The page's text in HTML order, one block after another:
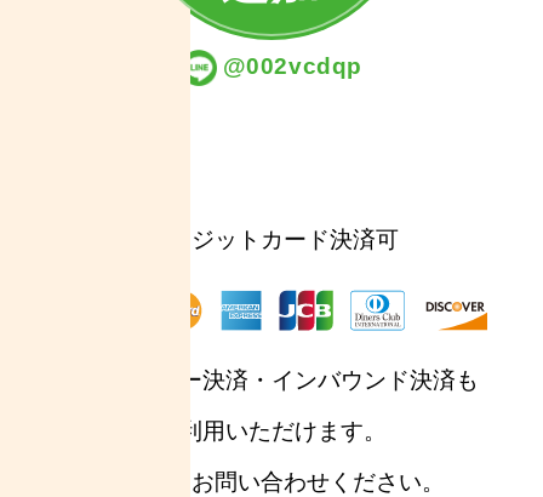
@002vcdqp
クレジットカード決済可
※電子マネー決済・インバウンド決済も
ご利用いただけます。
詳しくはお問い合わせください。